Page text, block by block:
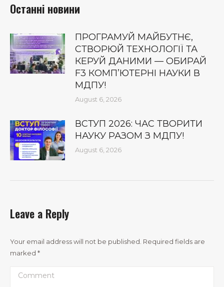
Останні новини
ПРОГРАМУЙ МАЙБУТНЄ,
СТВОРЮЙ ТЕХНОЛОГІЇ ТА
КЕРУЙ ДАНИМИ — ОБИРАЙ
F3 КОМП’ЮТЕРНІ НАУКИ В
МДПУ!
August 6, 2026
ВСТУП 2026: ЧАС ТВОРИТИ
НАУКУ РАЗОМ З МДПУ!
August 6, 2026
Leave a Reply
Your email address will not be published. Required fields are
marked *
Comment